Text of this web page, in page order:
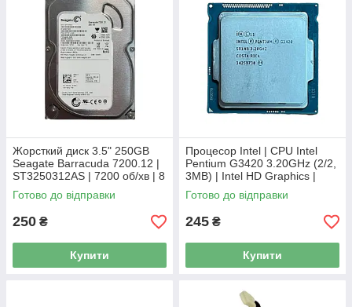
Жорсткий диск 3.5" 250GB
Seagate Barracuda 7200.12 |
ST3250312AS | 7200 об/хв | 8
MB | SATA III Б/В
Готово до відправки
250 ₴
Купити
Процесор Intel | CPU Intel
Pentium G3420 3.20GHz (2/2,
3MB) | Intel HD Graphics |
Socket FCLGA1150 | SR1NB
Готово до відправки
245 ₴
Купити